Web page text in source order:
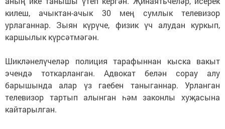
килеш, ачыктан-ачык 30 мең сумлык телевизор
урлаганнар. Зыян күрүче, физик үч алудан куркып,
каршылык күрсәтмәгән.
Шикләнелүчеләр полиция тарафыннан кыска вакыт
эчендә тоткарланган. Адвокат белән сорау алу
барышында алар үз гаебен таныганнар. Урланган
телевизор тартып алынган һәм законлы хуҗасына
кайтарылган.